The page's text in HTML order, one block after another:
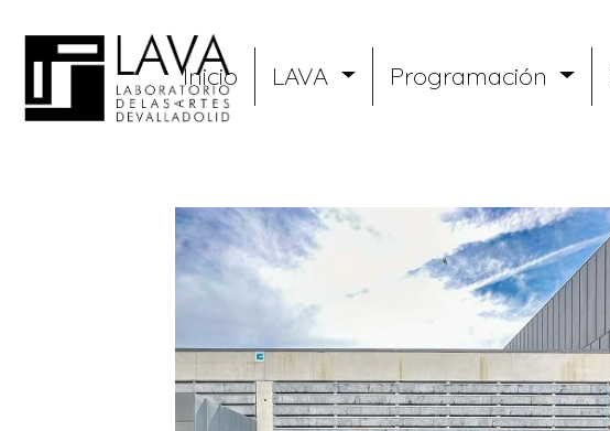
contenido
Menu
LAVA
Inicio LAVA Programación